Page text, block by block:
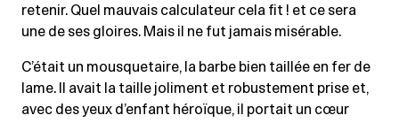
retenir. Quel mauvais calculateur cela fit ! et ce sera
une de ses gloires. Mais il ne fut jamais misérable.
C’était un mousquetaire, la barbe bien taillée en fer de
lame. Il avait la taille joliment et robustement prise et,
avec des yeux d’enfant héroïque, il portait un cœur